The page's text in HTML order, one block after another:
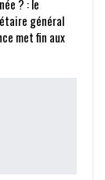
? : le
général
met fin aux